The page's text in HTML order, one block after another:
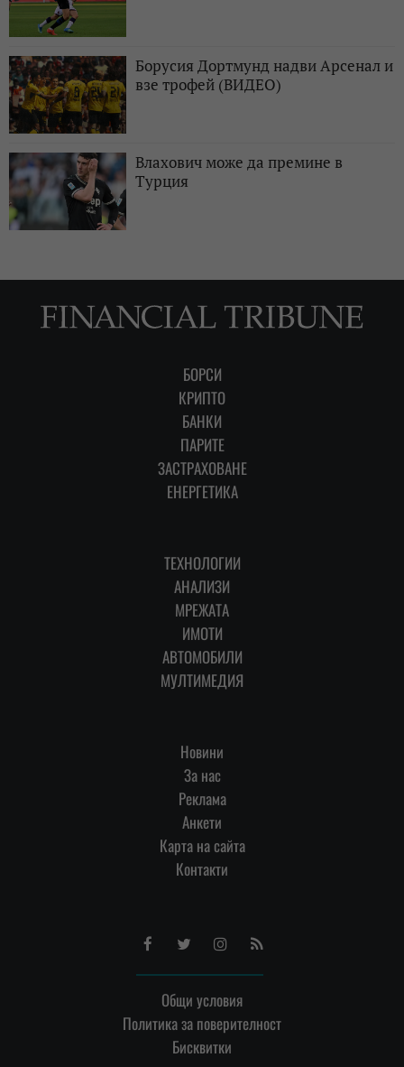
Борусия Дортмунд надви Арсенал и
взе трофей (ВИДЕО)
Влахович може да премине в
Турция
БОРСИ
КРИПТО
БАНКИ
ПАРИТЕ
ЗАСТРАХОВАНЕ
ЕНЕРГЕТИКА
ТЕХНОЛОГИИ
АНАЛИЗИ
МРЕЖАТА
ИМОТИ
АВТОМОБИЛИ
МУЛТИМЕДИЯ
Новини
За нас
Реклама
Анкети
Карта на сайта
Контакти
FacebookTwitterInstagram
RSS
Общи условия
Политика за поверителност
Бисквитки